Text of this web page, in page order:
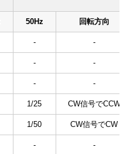
50Hz 回転方向
- -
- -
- -
1/25 CW信号でCCW
1/50 CW信号でCW
- -